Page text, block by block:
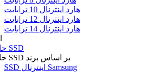
هارد اینترنال 10 ترابایت
هارد اینترنال 12 ترابایت
هارد اینترنال 14 ترابایت
حافظه SSD
حافظه SSD بر اساس برند
SSD اینترنال Samsung